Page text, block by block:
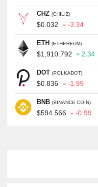
CHZ (CHILIZ)
$0.032 -3.34
ETH (ETHEREUM)
$1,910.792 2.34
DOT (POLKADOT)
$0.836 -1.99
BNB (BINANCE COIN)
$594.566 -0.99